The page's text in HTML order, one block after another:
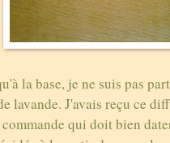
la base, je ne suis pas
lavande. J'avais reçu ce
qui doit bien